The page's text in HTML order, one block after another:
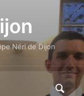
Néri de Dijon